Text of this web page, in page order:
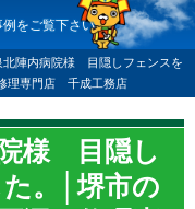
をご覧下さい
陣内病院様 目隠しフェンスを
理専門店 千成工務店
様 目隠し
。│堺市の